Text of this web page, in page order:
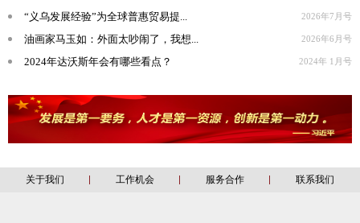
“义乌发展经验”为全球普惠贸易提... 2026年7月号
油画家马玉如：外面太吵闹了，我想... 2026年6月号
2024年达沃斯年会有哪些看点？ 2024年 1月号
关于我们 工作机会 服务合作 联系我们